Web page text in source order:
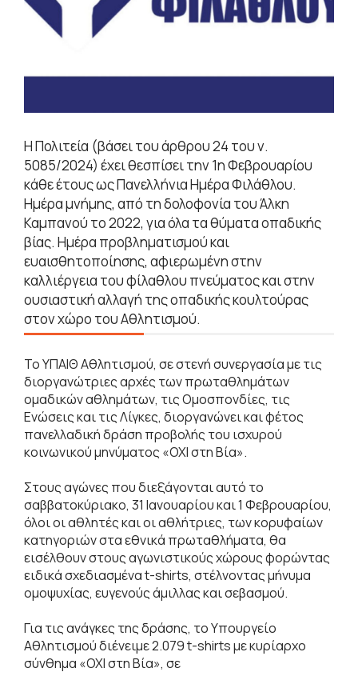
Η Πολιτεία (βάσει του άρθρου 24 του ν.
5085/2024) έχει θεσπίσει την 1η Φεβρουαρίου
κάθε έτους ως Πανελλήνια Ημέρα Φιλάθλου.
Ημέρα μνήμης, από τη δολοφονία του Άλκη
Καμπανού το 2022, για όλα τα θύματα οπαδικής
βίας. Ημέρα προβληματισμού και
ευαισθητοποίησης, αφιερωμένη στην
καλλιέργεια του φίλαθλου πνεύματος και στην
ουσιαστική αλλαγή της οπαδικής κουλτούρας
στον χώρο του Αθλητισμού.
Το ΥΠΑΙΘ Αθλητισμού, σε στενή συνεργασία με τις
διοργανώτριες αρχές των πρωταθλημάτων
ομαδικών αθλημάτων, τις Ομοσπονδίες, τις
Ενώσεις και τις Λίγκες, διοργανώνει και φέτος
πανελλαδική δράση προβολής του ισχυρού
κοινωνικού μηνύματος «ΟΧΙ στη Βία».
Στους αγώνες που διεξάγονται αυτό το
σαββατοκύριακο, 31 Ιανουαρίου και 1 Φεβρουαρίου,
όλοι οι αθλητές και οι αθλήτριες, των κορυφαίων
κατηγοριών στα εθνικά πρωταθλήματα, θα
εισέλθουν στους αγωνιστικούς χώρους φορώντας
ειδικά σχεδιασμένα t-shirts, στέλνοντας μήνυμα
ομοψυχίας, ευγενούς άμιλλας και σεβασμού.
Για τις ανάγκες της δράσης, το Υπουργείο
Αθλητισμού διένειμε 2.079 t-shirts με κυρίαρχο
σύνθημα «ΟΧΙ στη Βία», σε